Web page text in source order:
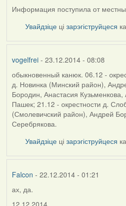
Информация поступила от
Увайдзіце цізарэгіструйцеся
vogelfrei- 23.12.2014 - 08:08
обыкновенный канюк. 06.12 -
д. Новинка (Минский район),
Бородин, Анастасия
Пашек; 21.12 - окрестности д.
(Смолевичский район), Андрей
Серебрякова.
Увайдзіце цізарэгіструйцеся
Falcon - 22.12.2014 - 01:21
ах, да.
12.12.2014